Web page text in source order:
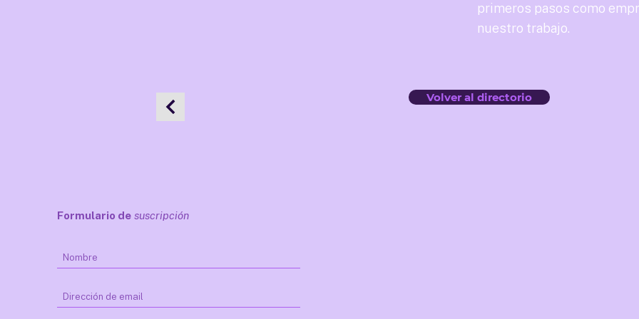
primeros pasos como
nuestro trabajo.
Volver al directorio
Formulario de suscripción